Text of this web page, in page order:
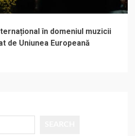
în domeniul muzicii
de Uniunea Europeană